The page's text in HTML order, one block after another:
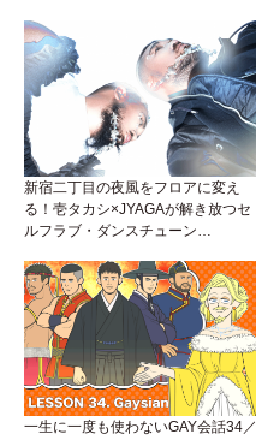
新宿二丁目の夜風をフロアに変え
る！壱タカシ×JYAGAが解き放つセ
ルフラブ・ダンスチューン
一生に一度も使わないGAY会話34／